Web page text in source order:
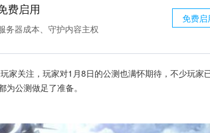
费启用
务器成本、守护内容主权
免费启
家关注，玩家对1月8日的公测也满怀期待，不少玩家
公测做足了准备。